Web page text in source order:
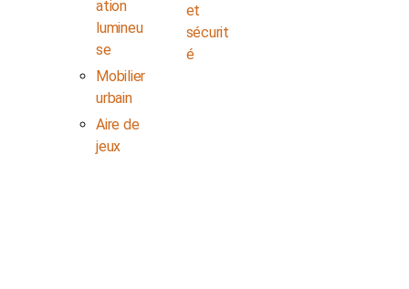
ation
lumineu
se
Mobilier
urbain
Aire de
jeux
et
sécurit
é